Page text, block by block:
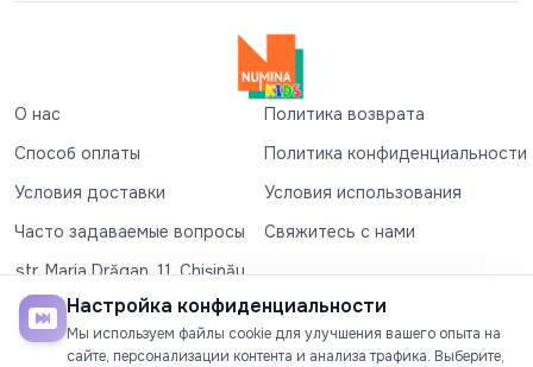
О нас
Политика возврата
Способ оплаты
Политика конфиденциальности
Условия доставки
Условия использования
Часто задаваемые вопросы
Свяжитесь с нами
str. Maria Drăgan, 11, Chișinău
+37360327279
©2026Numina Kids. Все права защищены
Настройка конфиденциальности
Мы используем файлы cookie для улучшения вашего опыта на
сайте, персонализации контента и анализа трафика. Выберите,